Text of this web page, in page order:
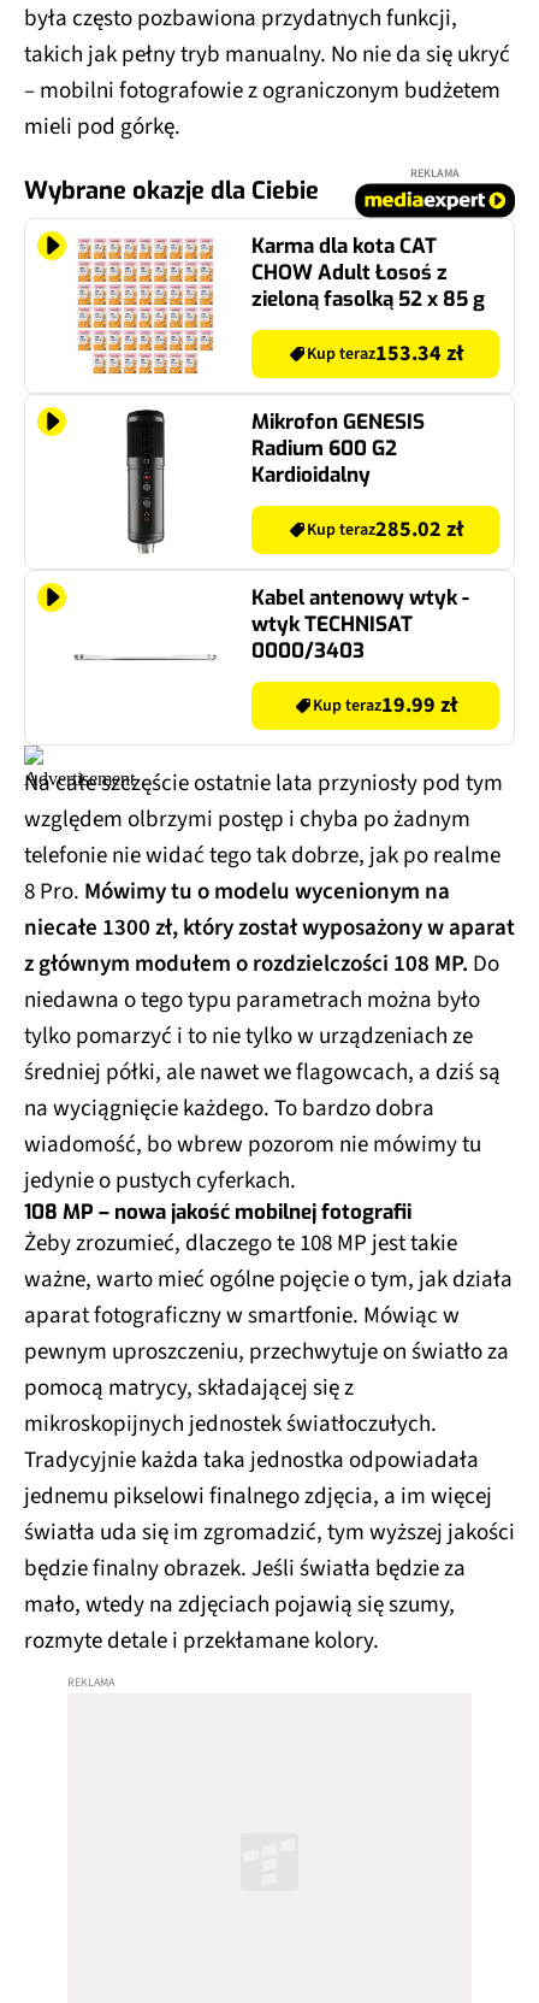
była często pozbawiona przydatnych funkcji,
takich jak pełny tryb manualny. No nie da się ukryć
– mobilni fotografowie z ograniczonym budżetem
mieli pod górkę.
Wybrane okazje dla Ciebie
REKLAMA
Karma dla kota CAT
CHOW Adult Łosoś z
zieloną fasolką 52 x 85 g
Kup teraz153.34 zł
Mikrofon GENESIS
Radium 600 G2
Kardioidalny
Kup teraz285.02 zł
Kabel antenowy wtyk -
wtyk TECHNISAT
0000/3403
Kup teraz19.99 zł
Na całe szczęście ostatnie lata przyniosły pod tym
względem olbrzymi postęp i chyba po żadnym
telefonie nie widać tego tak dobrze, jak po realme
8 Pro. Mówimy tu o modelu wycenionym na
niecałe 1300 zł, który został wyposażony w aparat
z głównym modułem o rozdzielczości 108 MP. Do
niedawna o tego typu parametrach można było
tylko pomarzyć i to nie tylko w urządzeniach ze
średniej półki, ale nawet we flagowcach, a dziś są
na wyciągnięcie każdego. To bardzo dobra
wiadomość, bo wbrew pozorom nie mówimy tu
jedynie o pustych cyferkach.
108 MP – nowa jakość mobilnej fotografii
Żeby zrozumieć, dlaczego te 108 MP jest takie
ważne, warto mieć ogólne pojęcie o tym, jak działa
aparat fotograficzny w smartfonie. Mówiąc w
pewnym uproszczeniu, przechwytuje on światło za
pomocą matrycy, składającej się z
mikroskopijnych jednostek światłoczułych.
Tradycyjnie każda taka jednostka odpowiadała
jednemu pikselowi finalnego zdjęcia, a im więcej
światła uda się im zgromadzić, tym wyższej jakości
będzie finalny obrazek. Jeśli światła będzie za
mało, wtedy na zdjęciach pojawią się szumy,
rozmyte detale i przekłamane kolory.